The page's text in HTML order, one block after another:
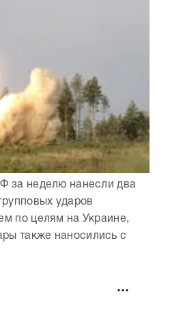
за неделю нанесли два
ударов
по целям на Украине,
также наносились с